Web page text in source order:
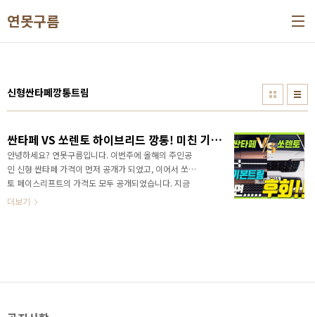
연못구름
신형싼타페깡통트림
싼타페 VS 쏘렌토 하이브리드 깡통! 미친 기본 트림 놀랍다! 알면 차이가 큽니다.
안녕하세요? 연못구름입니다. 이번주에 올해의 주인공
인 신형 싼타페 가격이 먼저 공개가 되었고, 이어서 쏘렌
토 페이스리프트의 가격도 모두 공개되었습니다. 지금
까지 시장의 주인공은 경쟁차량관계이었지만 판매량을
더보기